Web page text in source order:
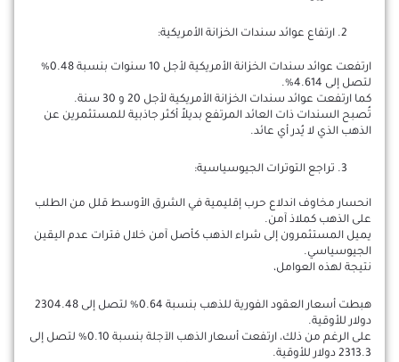
ارتفاع عوائد سندات الخزانة الأمريكية:
ارتفعت عوائد سندات الخزانة الأمريكية لأجل 10 سنوات بنسبة 0.48%
لتصل إلى 4.614%.
كما ارتفعت عوائد سندات الخزانة الأمريكية لأجل 20 و 30 سنة.
تُصبح السندات ذات العائد المرتفع بديلاً أكثر جاذبية للمستثمرين عن
الذهب الذي لا يُدر أي عائد.
تراجع التوترات الجيوسياسية:
انحسار مخاوف اندلاع حرب إقليمية في الشرق الأوسط قلل من الطلب
على الذهب كملاذ آمن.
يميل المستثمرون إلى شراء الذهب كأصل آمن خلال فترات عدم اليقين
الجيوسياسي.
نتيجة لهذه العوامل،
هبطت أسعار العقود الفورية للذهب بنسبة 0.64% لتصل إلى 2304.48
دولار للأوقية.
على الرغم من ذلك، ارتفعت أسعار الذهب الآجلة بنسبة 0.10% لتصل إلى
2313.3 دولار للأوقية.